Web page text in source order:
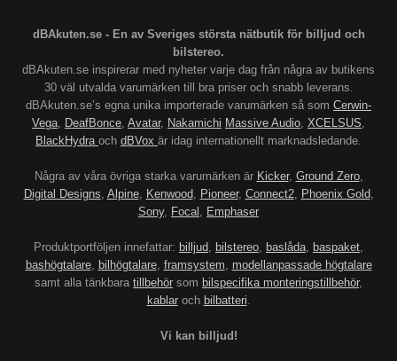
dBAkuten.se - En av Sveriges största nätbutik för billjud och
bilstereo.
dBAkuten.se inspirerar med nyheter varje dag från några av butikens
30 väl utvalda varumärken till bra priser och snabb leverans.
dBAkuten.se’s egna unika importerade varumärken så som Cerwin-
Vega, DeafBonce, Avatar, Nakamichi Massive Audio, XCELSUS,
BlackHydra och dBVox är idag internationellt marknadsledande.
Några av våra övriga starka varumärken är Kicker, Ground Zero,
Digital Designs, Alpine, Kenwood, Pioneer, Connect2, Phoenix Gold,
Sony, Focal , Emphaser
Produktportföljen innefattar: billjud, bilstereo, baslåda, baspaket,
bashögtalare, bilhögtalare, framsystem, modellanpassade högtalare
samt alla tänkbara tillbehör som bilspecifika monteringstillbehör,
kablaroch bilbatteri.
Vi kan billjud!